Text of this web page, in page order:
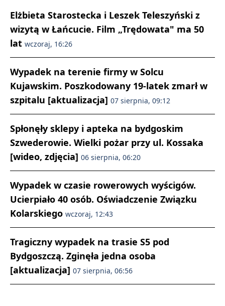
Elżbieta Starostecka i Leszek Teleszyński z
wizytą w Łańcucie. Film „Trędowata" ma 50
lat wczoraj, 16:26
Wypadek na terenie firmy w Solcu
Kujawskim. Poszkodowany 19-latek zmarł w
szpitalu [aktualizacja] 07 sierpnia, 09:12
Spłonęły sklepy i apteka na bydgoskim
Szwederowie. Wielki pożar przy ul. Kossaka
[wideo, zdjęcia] 06 sierpnia, 06:20
Wypadek w czasie rowerowych wyścigów.
Ucierpiało 40 osób. Oświadczenie Związku
Kolarskiego wczoraj, 12:43
Tragiczny wypadek na trasie S5 pod
Bydgoszczą. Zginęła jedna osoba
[aktualizacja] 07 sierpnia, 06:56